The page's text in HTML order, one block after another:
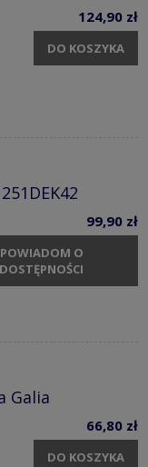
124,90 zł
DO KOSZYKA
99,90 zł
POWIADOM O
DOSTĘPNOŚCI
Galia
66,80 zł
DO KOSZYKA